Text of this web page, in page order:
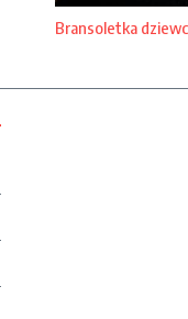
Bransoletka